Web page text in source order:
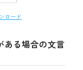
ロード
ある場合の文言